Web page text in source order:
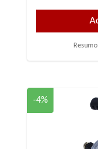
Resumo
-4%